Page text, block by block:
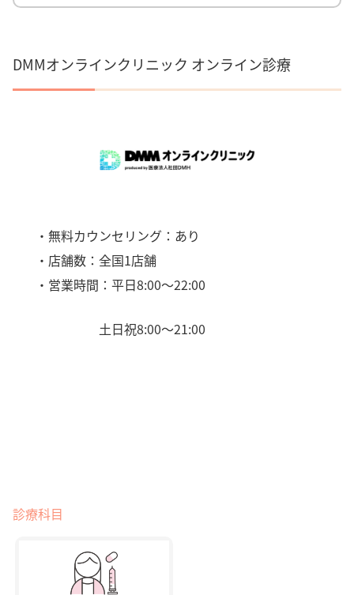
DMMオンラインクリニック オンライン診療
・無料カウンセリング：あり
・店舗数：全国1店舗
・営業時間：平日8:00〜22:00
土日祝8:00〜21:00
診療科目